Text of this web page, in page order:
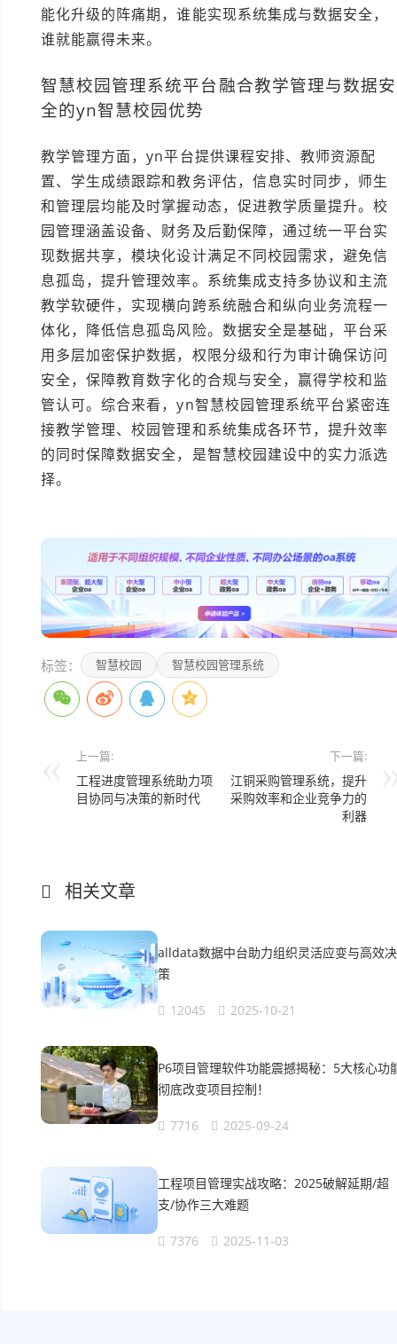
能化升级的阵痛期，谁能实现系统集成与数据安全，
谁就能赢得未来。
智慧校园管理系统平台融合教学管理与数据安
全的yn智慧校园优势
教学管理方面，yn平台提供课程安排、教师资源配
置、学生成绩跟踪和教务评估，信息实时同步，师生
和管理层均能及时掌握动态，促进教学质量提升。校
园管理涵盖设备、财务及后勤保障，通过统一平台实
现数据共享，模块化设计满足不同校园需求，避免信
息孤岛，提升管理效率。系统集成支持多协议和主流
教学软硬件，实现横向跨系统融合和纵向业务流程一
体化，降低信息孤岛风险。数据安全是基础，平台采
用多层加密保护数据，权限分级和行为审计确保访问
安全，保障教育数字化的合规与安全，赢得学校和监
管认可。综合来看，yn智慧校园管理系统平台紧密连
接教学管理、校园管理和系统集成各环节，提升效率
的同时保障数据安全，是智慧校园建设中的实力派选
择。
标签： 智慧校园 智慧校园管理系统
上一篇:
工程进度管理系统助力项
目协同与决策的新时代
下一篇:
江铜采购管理系统，提升
采购效率和企业竞争力的
利器
相关文章
alldata数据中台助力组织灵活应变与高效决
策
12045 2025-10-21
P6项目管理软件功能震撼揭秘：5大核心功
彻底改变项目控制！
7716 2025-09-24
工程项目管理实战攻略：2025破解延期/超
支/协作三大难题
7376 2025-11-03